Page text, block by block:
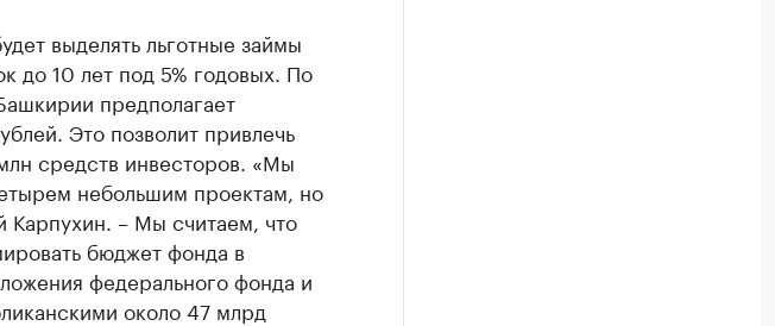
выделять льготные займы
до 10 лет под 5% годовых. По
предполагает
Это позволит привлечь
средств инвесторов. «Мы
небольшим проектам, но
Карпухин. – Мы считаем, что
бюджет фонда в
федерального фонда и
около 47 млрд